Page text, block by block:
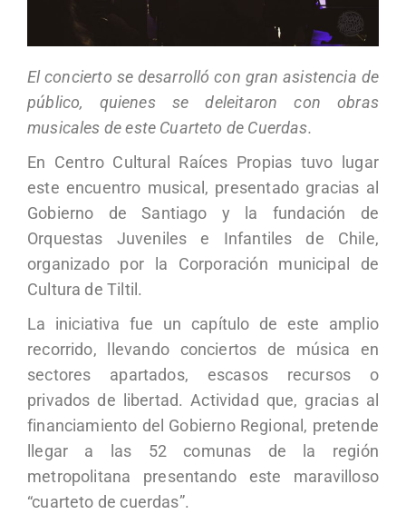
El concierto se desarrolló con gran asistencia de
público, quienes se deleitaron con obras
musicales de este Cuarteto de Cuerdas.
En Centro Cultural Raíces Propias tuvo lugar
este encuentro musical, presentado gracias al
Gobierno de Santiago y la fundación de
Orquestas Juveniles e Infantiles de Chile,
organizado por la Corporación municipal de
Cultura de Tiltil.
La iniciativa fue un capítulo de este amplio
recorrido, llevando conciertos de música en
sectores apartados, escasos recursos o
privados de libertad. Actividad que, gracias al
financiamiento del Gobierno Regional, pretende
llegar a las 52 comunas de la región
metropolitana presentando este maravilloso
“cuarteto de cuerdas”.